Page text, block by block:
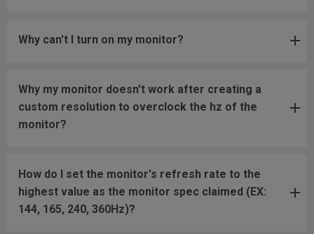
Why can't I turn on my monitor?
Why my monitor doesn't work after creating a
custom resolution to overclock the hz of the
monitor?
How do I set the monitor's refresh rate to the
highest value as the monitor spec claimed (EX:
144, 165, 240, 360Hz)?